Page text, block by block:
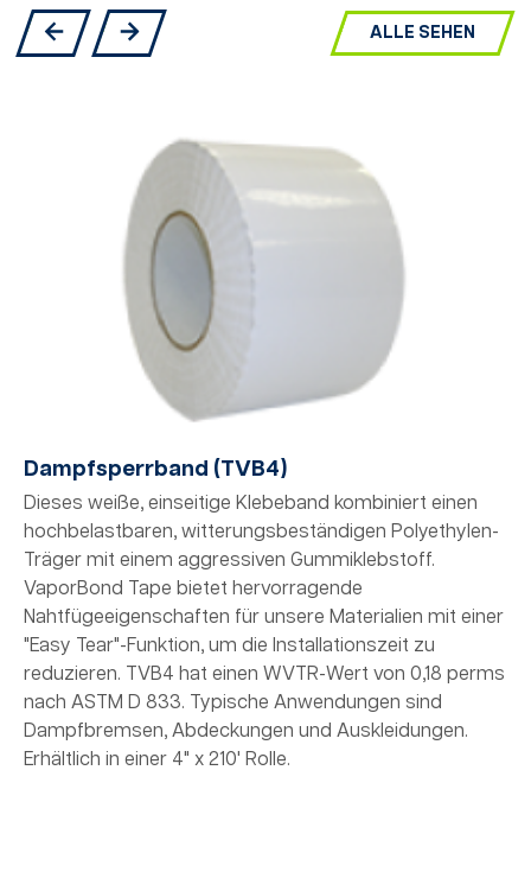
ALLE SEHEN
Dampfsperrband (TVB4)
Dieses weiße, einseitige Klebeband kombiniert einen
hochbelastbaren, witterungsbeständigen Polyethylen-
Träger mit einem aggressiven Gummiklebstoff.
VaporBond Tape bietet hervorragende
Nahtfügeeigenschaften für unsere Materialien mit einer
"Easy Tear"-Funktion, um die Installationszeit zu
reduzieren. TVB4 hat einen WVTR-Wert von 0,18 perms
nach ASTM D 833. Typische Anwendungen sind
Dampfbremsen, Abdeckungen und Auskleidungen.
Erhältlich in einer 4" x 210' Rolle.